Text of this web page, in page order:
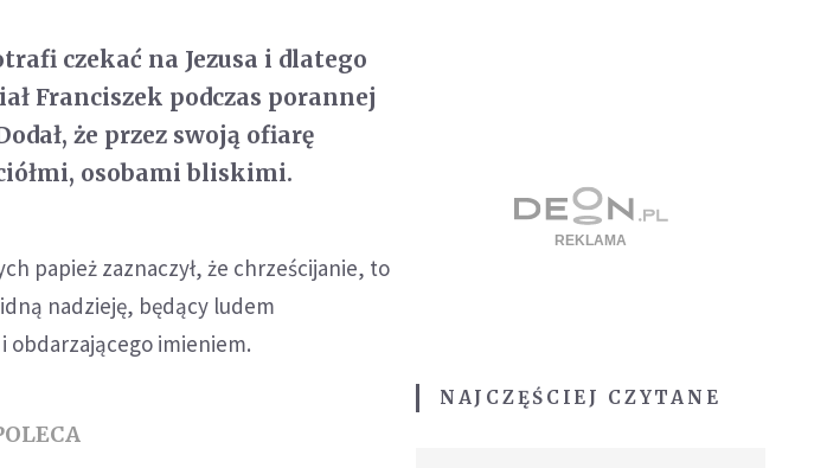
czekać na Jezusa i dlatego
Franciszek podczas porannej
że przez swoją ofiarę
osobami bliskimi.
papież zaznaczył, że chrześcijanie, to
nadzieję, będący ludem
obdarzającego imieniem.
NAJCZĘŚCIEJ CZYTANE